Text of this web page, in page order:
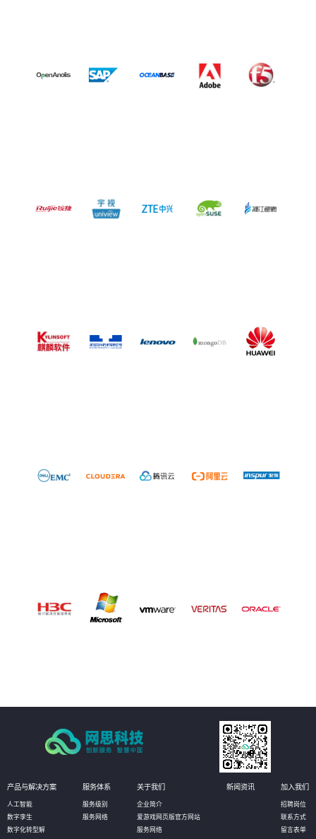
产品与解决方案
人工智能
数字孪生
数字化转型解
服务体系
服务级别
服务网络
关于我们
企业简介
爱游戏网页版官方网站
服务网络
新闻资讯 加入我们
招聘岗位
联系方式
留言表单